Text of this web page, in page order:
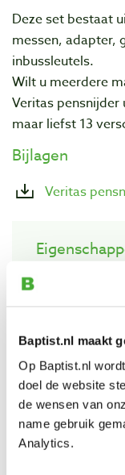
Baptist.nl maakt
Op Baptist.nl
doel de website
de wensen van
name gebruik
Analytics.
Deze set bestaat
messen, adapter,
inbussleutels.
Wilt u meerdere
Veritas
maar liefst 13
Bijlagen
Veritas
- body
- adapter
- geleidering
- geleidering
- moersleutel